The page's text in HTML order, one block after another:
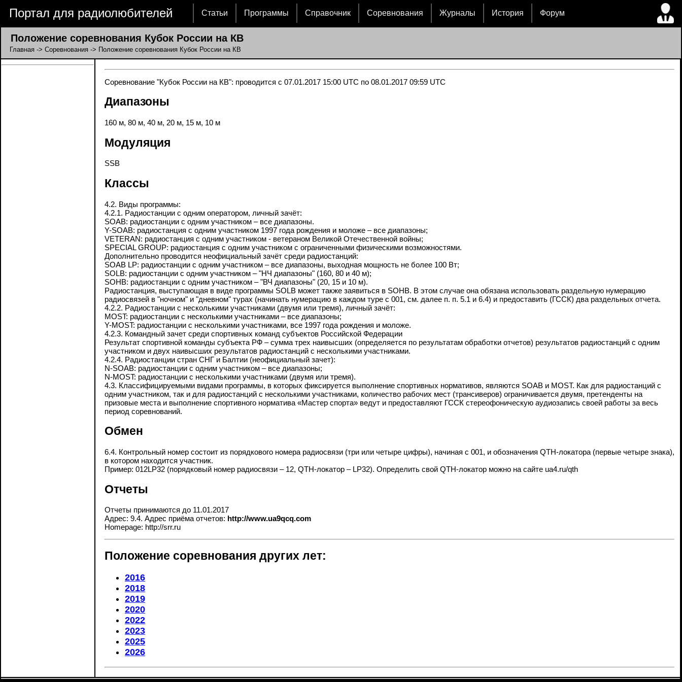
Портал для радиолюбителей Статьи Программы Справочник Соревнования Журналы История Форум
Положение соревнования Кубок России на КВ
Главная -> Соревнования -> Положение соревнования Кубок России на КВ
Соревнование "Кубок России на КВ": проводится с 07.01.2017 15:00 UTC по 08.01.2017 09:59 UTC
Диапазоны
160 м, 80 м, 40 м, 20 м, 15 м, 10 м
Модуляция
SSB
Классы
4.2. Виды программы:
4.2.1. Радиостанции с одним оператором, личный зачёт:
SOAB: радиостанции с одним участником – все диапазоны.
Y-SOAB: радиостанция с одним участником 1997 года рождения и моложе – все диапазоны;
VETERAN: радиостанция с одним участником - ветераном Великой Отечественной войны;
SPECIAL GROUP: радиостанция с одним участником с ограниченными физическими возможностями.
Дополнительно проводится неофициальный зачёт среди радиостанций:
SOAB LP: радиостанции с одним участником – все диапазоны, выходная мощность не более 100 Вт;
SOLB: радиостанции с одним участником – "НЧ диапазоны" (160, 80 и 40 м);
SOHB: радиостанции с одним участником – "ВЧ диапазоны" (20, 15 и 10 м).
Радиостанция, выступающая в виде программы SOLB может также заявиться в SOHB. В этом случае она обязана использовать раздельную нумерацию
радиосвязей в "ночном" и "дневном" турах (начинать нумерацию в каждом туре с 001, см. далее п. п. 5.1 и 6.4) и предоставить (ГССК) два раздельных отчета.
4.2.2. Радиостанции с несколькими участниками (двумя или тремя), личный зачёт:
MOST: радиостанции c несколькими участниками – все диапазоны;
Y-MOST: радиостанции c несколькими участниками, все 1997 года рождения и моложе.
4.2.3. Командный зачет среди спортивных команд субъектов Российской Федерации
Результат спортивной команды субъекта РФ – сумма трех наивысших (определяется по результатам обработки отчетов) результатов радиостанций с одним
участником и двух наивысших результатов радиостанций с несколькими участниками.
4.2.4. Радиостанции стран СНГ и Балтии (неофициальный зачет):
N-SOAB: радиостанции с одним участником – все диапазоны;
N-MOST: радиостанции c несколькими участниками (двумя или тремя).
4.3. Классифицируемыми видами программы, в которых фиксируется выполнение спортивных нормативов, являются SOAB и MOST. Как для радиостанций с
одним участником, так и для радиостанций с несколькими участниками, количество рабочих мест (трансиверов) ограничивается двумя, претенденты на
призовые места и выполнение спортивного норматива «Мастер спорта» ведут и предоставляют ГССК стереофоническую аудиозапись своей работы за весь
период соревнований.
Обмен
6.4. Контрольный номер состоит из порядкового номера радиосвязи (три или четыре цифры), начиная с 001, и обозначения QTH-локатора (первые четыре знака),
в котором находится участник.
Пример: 012LP32 (порядковый номер радиосвязи – 12, QTH-локатор – LP32). Определить свой QTH-локатор можно на сайте ua4.ru/qth
Отчеты
Отчеты принимаются до 11.01.2017
Адрес: 9.4. Адрес приёма отчетов: http://www.ua9qcq.com
Homepage: http://srr.ru
Положение соревнования других лет:
2016
2018
2019
2020
2022
2023
2025
2026